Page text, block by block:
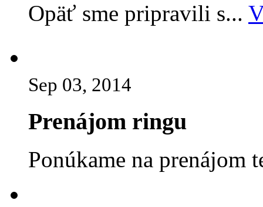
Opäť sme pripravili s...
Sep 03, 2014
Prenájom ringu
Ponúkame na prenájom